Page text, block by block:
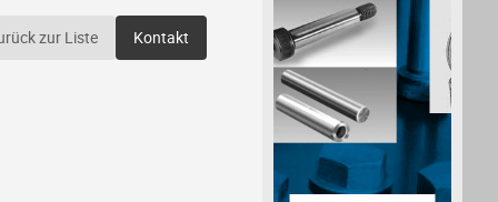
zur Liste Kontakt